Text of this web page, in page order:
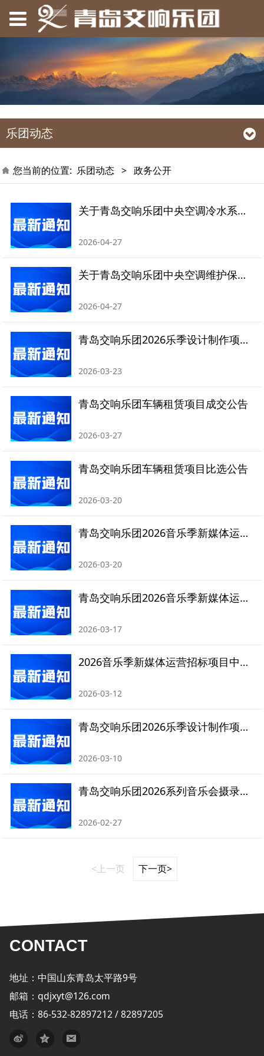
乐团动态
您当前的位置: 乐团动态 > 政务公开
关于青岛交响乐团中央空调冷水系统清洗保养的比价招标公告
2026-04-27
关于青岛交响乐团中央空调维护保养的比价招标公告
2026-04-27
青岛交响乐团2026乐季设计制作项目成交公告
2026-03-23
青岛交响乐团车辆租赁项目成交公告
2026-03-27
青岛交响乐团车辆租赁项目比选公告
2026-03-20
青岛交响乐团2026音乐季新媒体运营项目成交公告
2026-03-20
青岛交响乐团2026音乐季新媒体运营项目比选公告
2026-03-17
2026音乐季新媒体运营招标项目中标人放弃中标资格暨中标结果作废公告
2026-03-12
青岛交响乐团2026乐季设计制作项目竞争性磋商公告
2026-03-10
青岛交响乐团2026系列音乐会摄录服务采购项目成交公告
2026-02-27
<上一页 下一页>
CONTACT
地址：中国山东青岛太平路9号
邮箱：qdjxyt@126.com
电话：86-532-82897212 / 82897205